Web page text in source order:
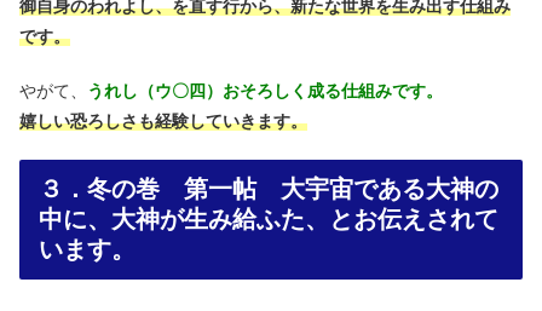
御自身のわれよし、を直す行から、新たな世界を生み出す仕組み
です。
やがて、
うれし（ウ〇四）おそろしく成る仕組みです。
嬉しい恐ろしさも経験していきます。
３．冬の巻 第一帖 大宇宙である大神の
中に、大神が生み給ふた、とお伝えされて
います。